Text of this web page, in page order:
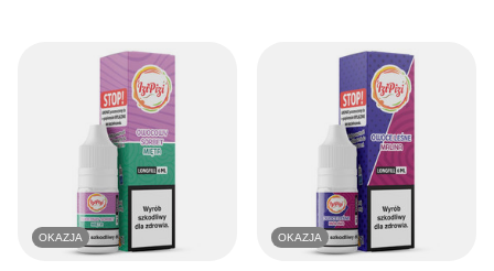
OKAZJA OKAZJA